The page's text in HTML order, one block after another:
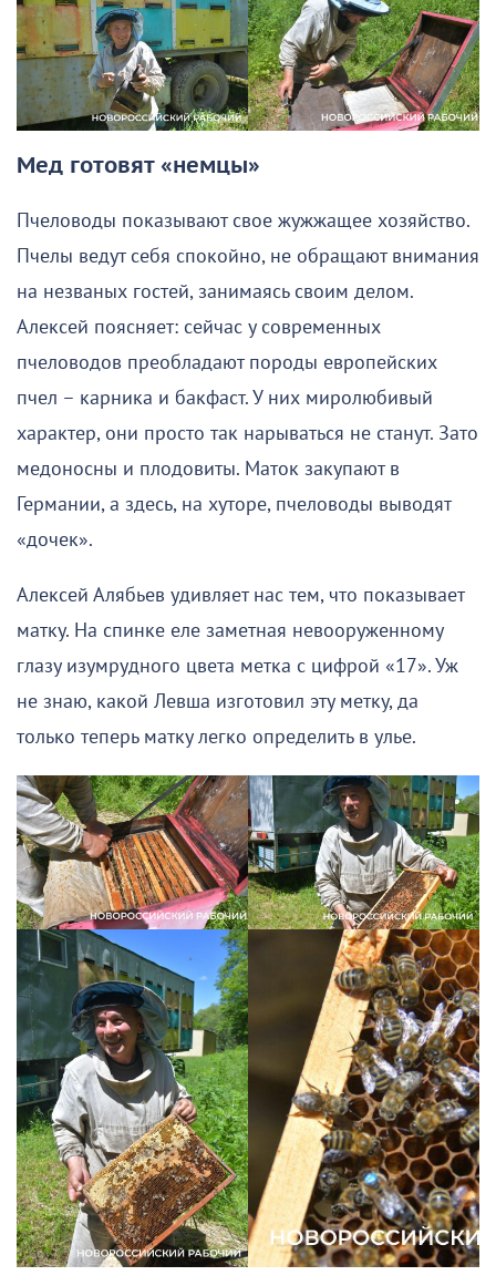
Мед готовят «немцы»
Пчеловоды показывают свое жужжащее хозяйство.
Пчелы ведут себя спокойно, не обращают внимания
на незваных гостей, занимаясь своим делом.
Алексей поясняет: сейчас у современных
пчеловодов преобладают породы европейских
пчел – карника и бакфаст. У них миролюбивый
характер, они просто так нарываться не станут. Зато
медоносны и плодовиты. Маток закупают в
Германии, а здесь, на хуторе, пчеловоды выводят
«дочек».
Алексей Алябьев удивляет нас тем, что показывает
матку. На спинке еле заметная невооруженному
глазу изумрудного цвета метка с цифрой «17». Уж
не знаю, какой Левша изготовил эту метку, да
только теперь матку легко определить в улье.